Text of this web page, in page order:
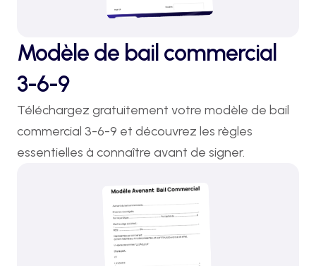
Modèle de bail commercial
3-6-9
Téléchargez gratuitement votre modèle de bail
commercial 3-6-9 et découvrez les règles
essentielles à connaître avant de signer.